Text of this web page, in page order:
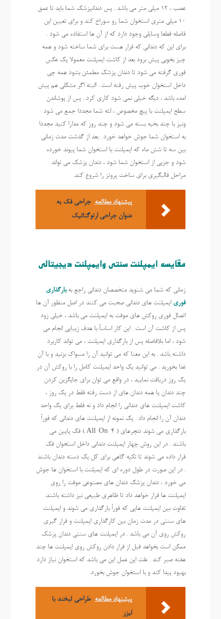
عصب ، 12 میلی متر می باشد . پس دندانپزشک شما باید تا عمق
10 میلی متری استخوان شما رو سوراخ کند و برای تعیین این
فاصله قطعا وسایلی وجود دارد که از آن ها استفاده می شود .
برای این که دندانی که قرار هست برای شما ساخته شود و همه
چیز بخوبی پیش برود بعد از کاشت ایمپلنت معمولا یک عکس
فوری گرفته می شود تا دندان پزشک مطمئن بشود همه چی
داخل استخوان خوب پیش رفته است . البته اگر مشکلی هم پیش
امده باشد ، دیگه خیلی نمی شود کاری کرد . پس از پوشاندن
سطح ایمپلنت با پیچ مخصوص ، لثه شما مجددا جمع می شود
ونیز با چند بخیه بسته می شود و چند روز که مدارا کنید مجددا
به استخوان شما جوش خواهد خورد . بعد از گذشت مدت زمانی
بین سه تا شش ماه که ایمپلنت با استخوان شما پیوند خورده
شود و جزیی از استخوان شما شود ، دندان پزشک می تواند
مراحل قالبگیری برای ساخت پروتز را شروع کند.
پیشنهاد مطالعه جراحی فک به
عنوان جراحی ارتوگناتیک
مقایسه ایمپلنت سنتی وایمپلنت دیجیتالی
زمانی که شما می شنوید متخصصان دندانی راجع بهبارگذاری
فوری ایمپلنت های دندانی صحبت می کنند در اصل منظور آن ها
اتصال فوری روکش های موقت به ایمپلنت می باشد ، خیلی زود
پس از کاشت آن است . این کار اساساً با هدف زیبایی انجام می
شود ، اما بلافاصله پس از بارگذاری ایمپلنت ، می تواند کاربرد
داشته باشد . به این معنا که می توانید آن را مسواک بزنید و با آن
غذا بخورید . می توانید یک واحد ایمپلنت کامل را با روکش آن در
یک روز دریافت نمایید ، در واقع می توان برای جایگزین کردن
چند دندان یا همه دندان های از دست رفته فقط در یک روز ،
کاشت ایمپلنت های دندانی را انجام داد و نه فقط برای یک واحد
دندان آن را انجام داد . یک نمونه از ایمپلنت های دندانی که فوراً
بارگذاری می شوند دنچرهای ( All-On-4 ) فک پایین می
باشند . در این روش چهار ایمپلنت دندانی داخل استخوان فک
قرار داده می شوند تا تکیه گاهی برای کل یک دسته دندان باشند
. در این صورت در طول دوره ای که ایمپلنت با استخوان ها جوش
می خورد ، دندان پزشک دندان های مصنوعی موقت را روی
ایمپلنت ها قرار خواهد داد تا ظاهری طبیعی نیز داشته باشند.
تفاوت بین ایمپلنت هایی که فوراً بارگذاری می شوند و ایمپلنت
های سنتی در مدت زمان بین کارگذاری ایمپلنت و قرار گیری
روکش روی آن می باشد . در ایمپلنت های سنتی دندان پزشک
ممکن است بخواهد قبل از قرار دادن روکش روی ایمپلنت ها چند
هفته صبر کند . علت این عمل این می باشد که استخوان نیاز دارد
بهبود پیدا کند و با استخوان جوش بخورد.
پیشنهاد مطالعه طراحی لبخند با
لیزر